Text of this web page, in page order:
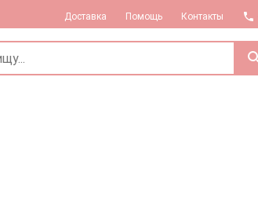
Доставка Помощь Контакты